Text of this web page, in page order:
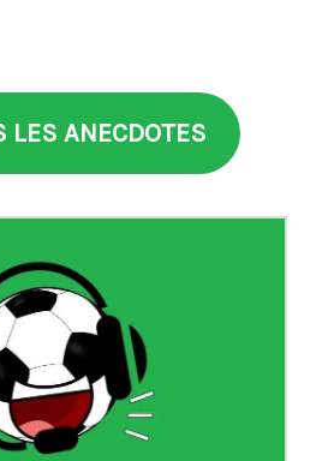
LES ANECDOTES